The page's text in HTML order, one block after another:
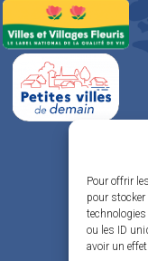
Pour offrir
pour
ou les ID
avoir un